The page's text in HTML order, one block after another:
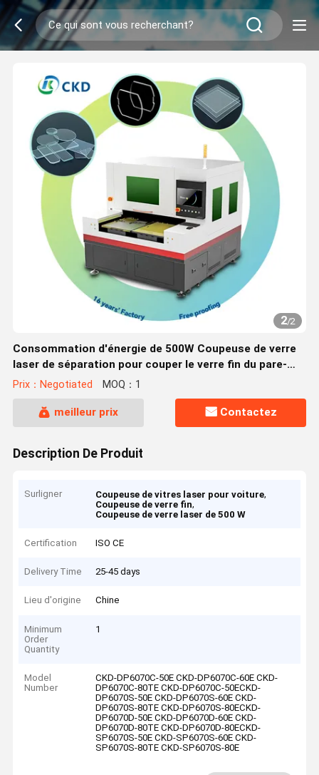
2/2
Consommation d'énergie de 500W Coupeuse de verre
laser de séparation pour couper le verre fin du pare-
brise de voiture
Prix：Negotiated MOQ：1
meilleur prix Contactez
Description De Produit
Surligner Coupeuse de vitres laser pour voiture,
Coupeuse de verre fin,
Coupeuse de verre laser de 500 W
Certification ISO CE
Delivery Time 25-45 days
Lieu d'origine Chine
Minimum
Order
Quantity
1
Model
Number
CKD-DP6070C-50E CKD-DP6070C-60E CKD-
DP6070C-80TE CKD-DP6070C-50ECKD-
DP6070S-50E CKD-DP6070S-60E CKD-
DP6070S-80TE CKD-DP6070S-80ECKD-
DP6070D-50E CKD-DP6070D-60E CKD-
DP6070D-80TE CKD-DP6070D-80ECKD-
SP6070S-50E CKD-SP6070S-60E CKD-
SP6070S-80TE CKD-SP6070S-80E